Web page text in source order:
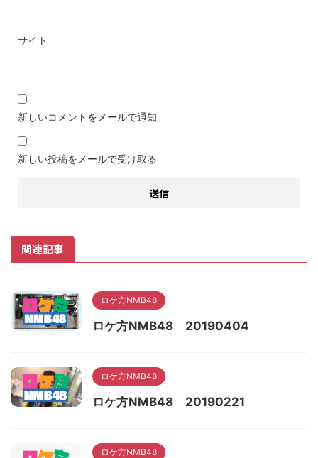
サイト
新しいコメントをメールで通知
新しい投稿をメールで受け取る
関連記事
ロケ方NMB48
ロケ方NMB48 20190404
ロケ方NMB48
ロケ方NMB48 20190221
ロケ方NMB48